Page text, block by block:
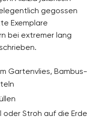
gegossen
Exemplare
bei extremer lang
Gartenvlies, Bambus-
oder Stroh auf die Erde